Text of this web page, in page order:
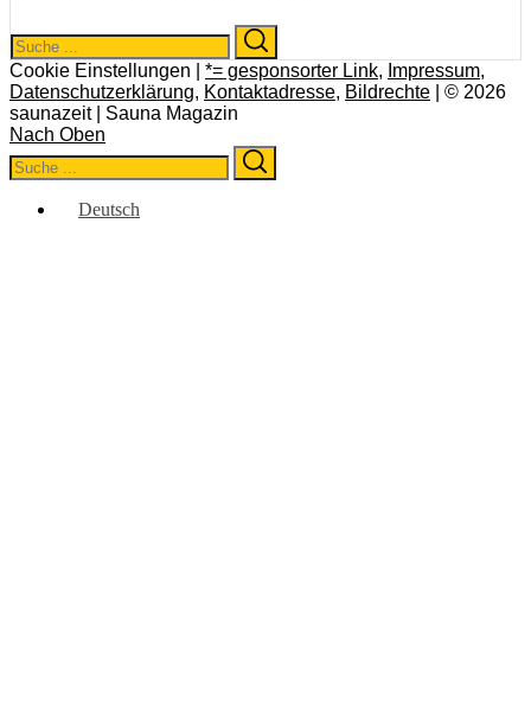
Search
for:
Cookie Einstellungen | *= gesponsorter Link, Impressum,
Datenschutzerklärung, Kontaktadresse, Bildrechte | © 2026
saunazeit | Sauna Magazin
Nach Oben
Search
for:
Deutsch